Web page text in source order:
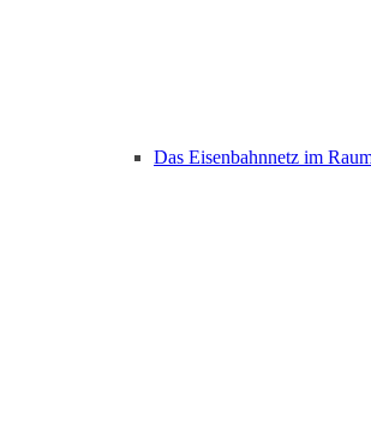
Das Eisenbahnnetz im